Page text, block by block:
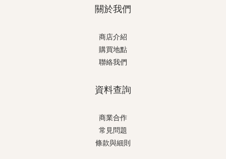
關於我們
商店介紹
購買地點
聯絡我們
資料查詢
商業合作
常見問題
條款與細則